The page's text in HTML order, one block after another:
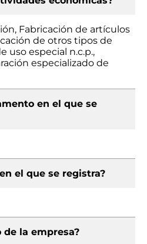
Fabricación de artículos
de otros tipos de
uso especial n.c.p.,
especializado de
en el que se
el que se registra?
de la empresa?